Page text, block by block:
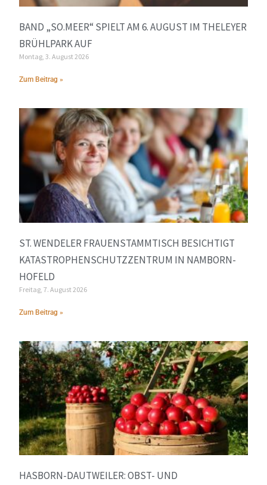
BAND „SO.MEER“ SPIELT AM 6. AUGUST IM THELEYER
BRÜHLPARK AUF
Montag, 3. August 2026
Zum Beitrag »
ST. WENDELER FRAUENSTAMMTISCH BESICHTIGT
KATASTROPHENSCHUTZZENTRUM IN NAMBORN-
HOFELD
Freitag, 7. August 2026
Zum Beitrag »
HASBORN-DAUTWEILER: OBST- UND